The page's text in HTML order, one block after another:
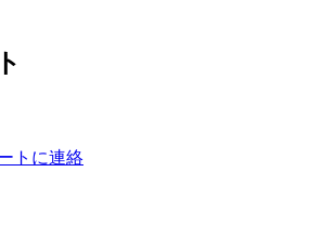
トに連絡